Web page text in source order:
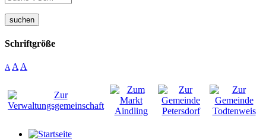
suchen
Schriftgröße
A A A